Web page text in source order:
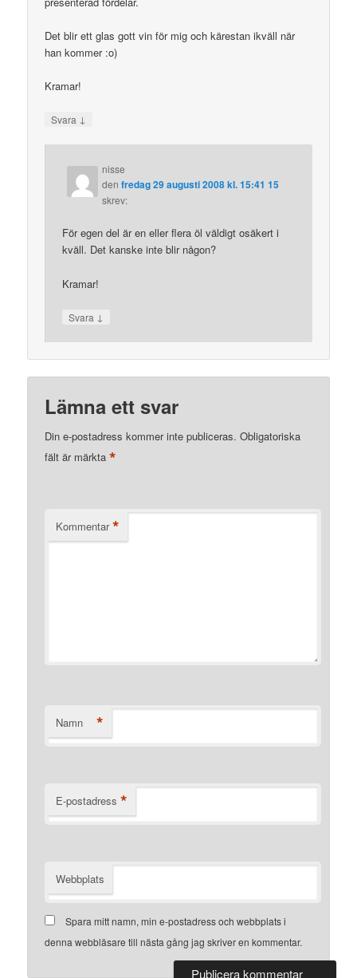
Det blir ett glas gott vin för mig och kärestan ikväll när
han kommer :o)
Kramar!
Svara ↓
nisse
denfredag 29 augusti 2008 kl. 15:41 15
skrev:
För egen del är en eller flera öl väldigt osäkert i
kväll. Det kanske inte blir någon?
Kramar!
Svara ↓
Lämna ett svar
Din e-postadress kommer inte publiceras. Obligatoriska
fält är märkta*
Kommentar *
Namn *
E-postadress *
Webbplats
Spara mitt namn, min e-postadress och webbplats i
denna webbläsare till nästa gång jag skriver en kommentar.